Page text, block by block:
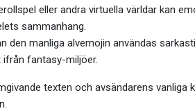
eller andra virtuella världar kan
sammanhang.
den manliga alvemojin användas
fantasy-miljöer.
texten och avsändarens